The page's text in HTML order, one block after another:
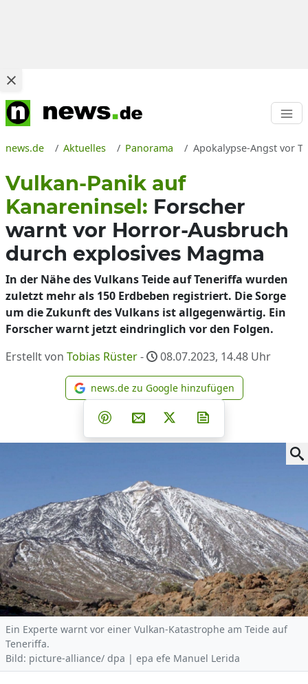
news.de Aktuelles Panorama Apokalypse-Angst vor
Vulkan-Panik auf
Kanareninsel: Forscher
warnt vor Horror-Ausbruch
durch explosives Magma
In der Nähe des Vulkans Teide auf Teneriffa wurden
zuletzt mehr als 150 Erdbeben registriert. Die Sorge
um die Zukunft des Vulkans ist allgegenwärtig. Ein
Forscher warnt jetzt eindringlich vor den Folgen.
Erstellt von Tobias Rüster- 08.07.2023, 14.48 Uhr
news.de zu Google
news.de zu Google hinzufügen
Teilen auf Facebook
Teilen auf Whatsapp
Teilen auf Telegram
Teilen auf Pinterest
Per E-Mail teilen
Post auf X
Ein Experte warnt vor einer Vulkan-Katastrophe am Teide auf
Teneriffa.
Bild: picture-alliance/ dpa | epa efe Manuel Lerida